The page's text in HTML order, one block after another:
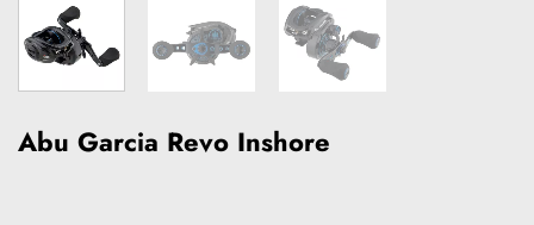
Abu Garcia Revo Inshore